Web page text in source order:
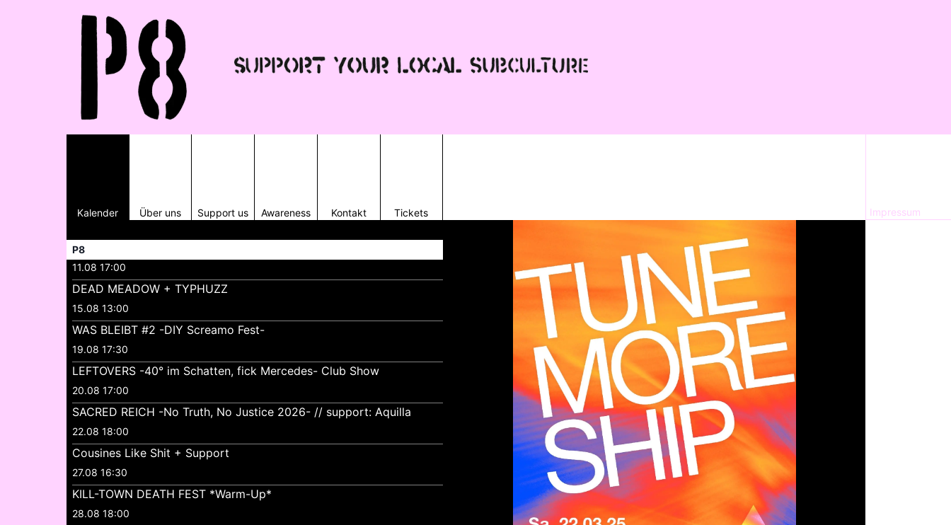
Kalender Über uns Support us Awareness Kontakt Tickets
P8
11.08 17:00
DEAD MEADOW + TYPHUZZ
15.08 13:00
WAS BLEIBT #2 -DIY Screamo Fest-
19.08 17:30
LEFTOVERS -40° im Schatten, fick Mercedes- Club Show
20.08 17:00
SACRED REICH -No Truth, No Justice 2026- // support: Aquilla
22.08 18:00
Cousines Like Shit + Support
27.08 16:30
KILL-TOWN DEATH FEST *Warm-Up*
28.08 18:00
Impressum